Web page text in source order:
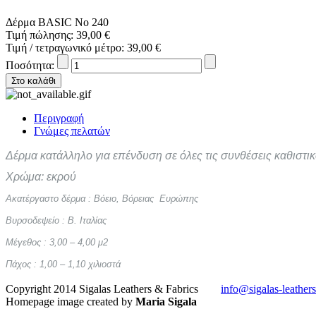
Δέρμα BASIC No 240
Τιμή πώλησης: 39,00 €
Τιμή / τετραγωνικό μέτρο: 39,00 €
Ποσότητα:
Περιγραφή
Γνώμες πελατών
Δέρμα κατάλληλο για επένδυση σε όλες τις συνθέσεις
Χρώμα: εκρού
Ακατέργαστο δέρμα : Βόειο, Βόρειας Ευρώπης
Βυρσοδεψείο : Β. Ιταλίας
Μέγεθος : 3,00 – 4,00 μ2
Πάχος : 1,00 – 1,10 χιλιοστά
Copyright 2014 Sigalas Leathers & Fabrics info@sigalas-
Homepage image created by Maria Sigala